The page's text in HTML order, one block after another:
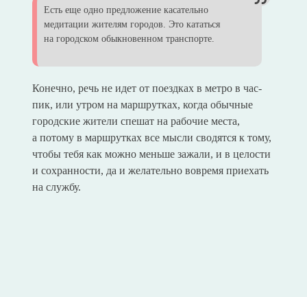
Есть еще одно предложение касательно
медитации жителям городов. Это кататься
на городском обыкновенном транспорте.
Конечно, речь не идет от поездках в метро в час-
пик, или утром на маршрутках, когда обычные
городские жители спешат на рабочие места,
а потому в маршрутках все мысли сводятся к тому,
чтобы тебя как можно меньше зажали, и в целости
и сохранности, да и желательно вовремя приехать
на службу.